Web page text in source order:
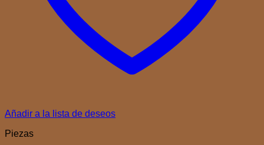
Añadir a la lista de deseos
Piezas